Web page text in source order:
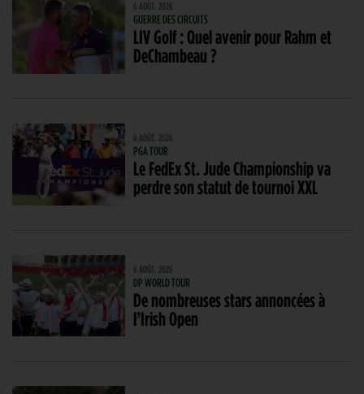
6 AOÛT. 2026
GUERRE DES CIRCUITS
LIV Golf : Quel avenir pour Rahm et
DeChambeau ?
6 AOÛT. 2026
PGA TOUR
Le FedEx St. Jude Championship va
perdre son statut de tournoi XXL
6 AOÛT. 2026
DP WORLD TOUR
De nombreuses stars annoncées à
l’Irish Open